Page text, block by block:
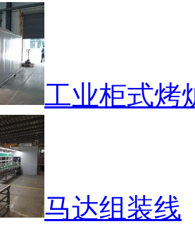
工业柜式烤
马达组装线